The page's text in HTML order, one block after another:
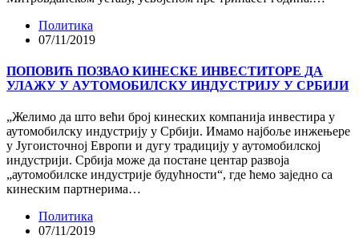
Политика
07/11/2019
ПОПОВИЋ ПОЗВАО КИНЕСКЕ ИНВЕСТИТОРЕ ДА
УЛАЖУ У АУТОМОБИЛСКУ ИНДУСТРИЈУ У СРБИЈИ
„Желимо да што већи број кинеских компанија инвестира у
аутомобилску индустрију у Србији. Имамо најбоље инжењере
у Југоисточној Европи и дугу традицију у аутомобилској
индустрији. Србија може да постане центар развоја
„аутомобилске индустрије будућности“, где ћемо заједно са
кинеским партнерима…
Политика
07/11/2019